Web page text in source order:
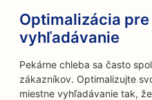
Optimalizácia
vyhľadávanie
Pekárne chleba sa často
zákazníkov. Optimalizujte
miestne vyhľadávanie tak,